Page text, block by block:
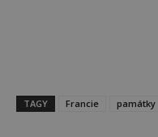
TAGY Francie památky